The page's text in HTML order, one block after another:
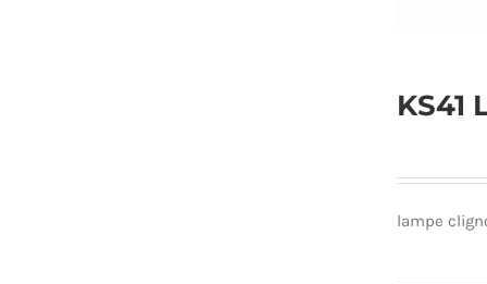
KS41
lampe